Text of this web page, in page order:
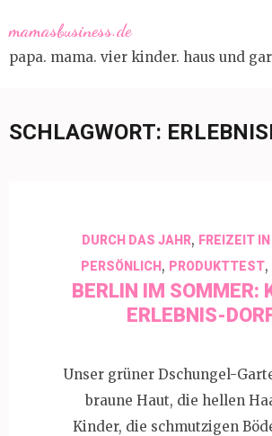
to
content
mamasbusiness.de
papa. mama. vier kinder. haus und
SCHLAGWORT:
DURCH DAS JAHR, FREIZEIT IN
PERSÖNLICH, PRODUKTTEST,
BERLIN IM SOMMER:
ERLEBNIS-
Unser grüner Dschungel-
braune Haut, die hellen
Kinder, die schmutzigen